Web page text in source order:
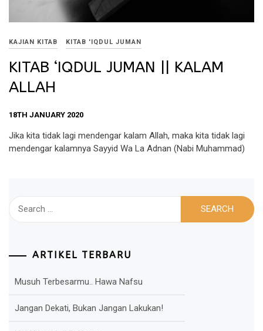
KAJIAN KITAB KITAB 'IQDUL JUMAN
KITAB ‘IQDUL JUMAN || KALAM
ALLAH
18TH JANUARY 2020
Jika kita tidak lagi mendengar kalam Allah, maka kita tidak lagi
mendengar kalamnya Sayyid Wa La Adnan (Nabi Muhammad)
Search
ARTIKEL TERBARU
Jangan Dekati, Bukan Jangan Lakukan!
Nabi Yang Lebih Utama